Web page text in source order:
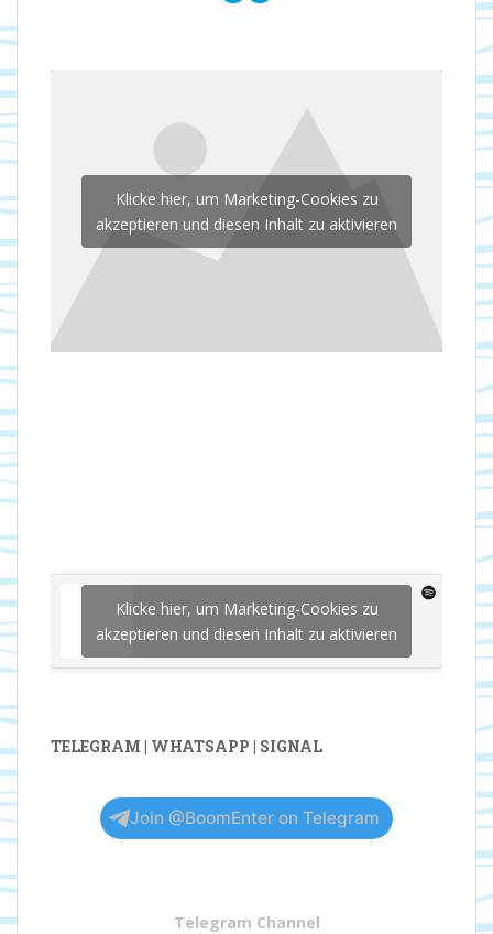
Klicke hier, um Marketing-Cookies zu
akzeptieren und diesen Inhalt zu aktivieren
Klicke hier, um Marketing-Cookies zu
akzeptieren und diesen Inhalt zu aktivieren
TELEGRAM | WHATSAPP | SIGNAL
Join @BoomEnter on Telegram
Telegram Channel